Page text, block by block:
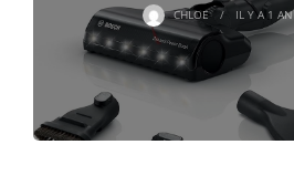
CHLOE IL Y A1 AN